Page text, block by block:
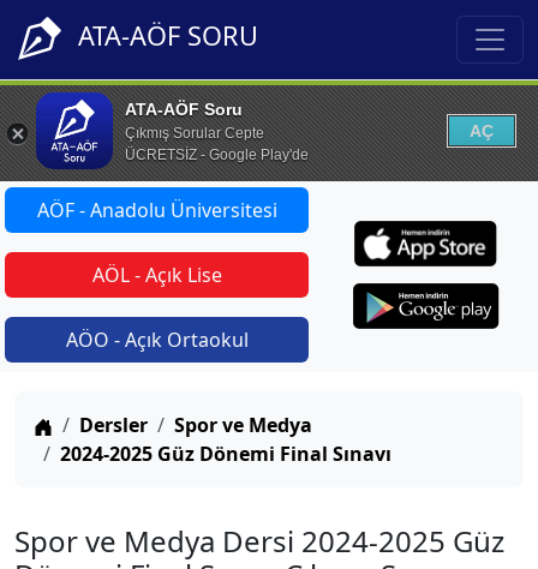
ATA-AÖF SORU
ATA-AÖF Soru
Çıkmış Sorular Cepte
ÜCRETSİZ - Google Play'de
AÇ
AÖF - Anadolu Üniversitesi
AÖL - Açık Lise
AÖO - Açık Ortaokul
Anasayfa
Dersler
Spor ve Medya
2024-2025 Güz Dönemi Final Sınavı
Spor ve Medya Dersi 2024-2025 Güz